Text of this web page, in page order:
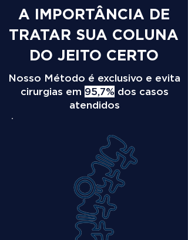
A IMPORTÂNCIA DE
TRATAR SUA COLUNA
DO JEITO CERTO
Nosso Método é exclusivo e evita
cirurgias em 95,7% dos casos
atendidos